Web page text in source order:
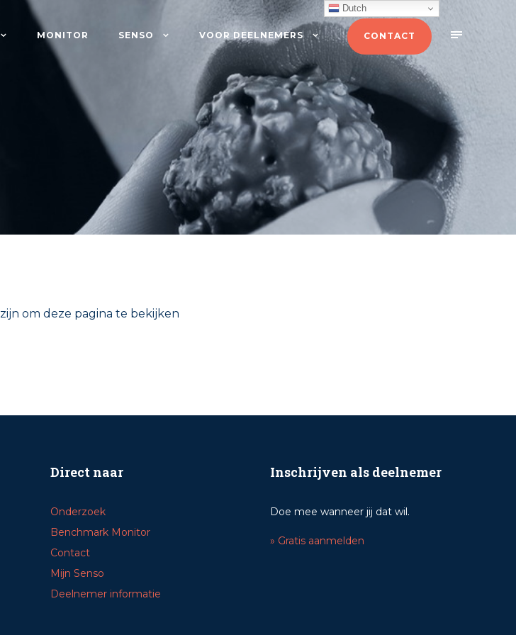
MONITOR SENSO VOOR DEELNEMERS CONTACT
zijn om deze pagina te bekijken
Direct naar
Onderzoek
Benchmark Monitor
Contact
Mijn Senso
Deelnemer informatie
Inschrijven als deelnemer
Doe mee wanneer jij dat wil.
» Gratis aanmelden
Dutch